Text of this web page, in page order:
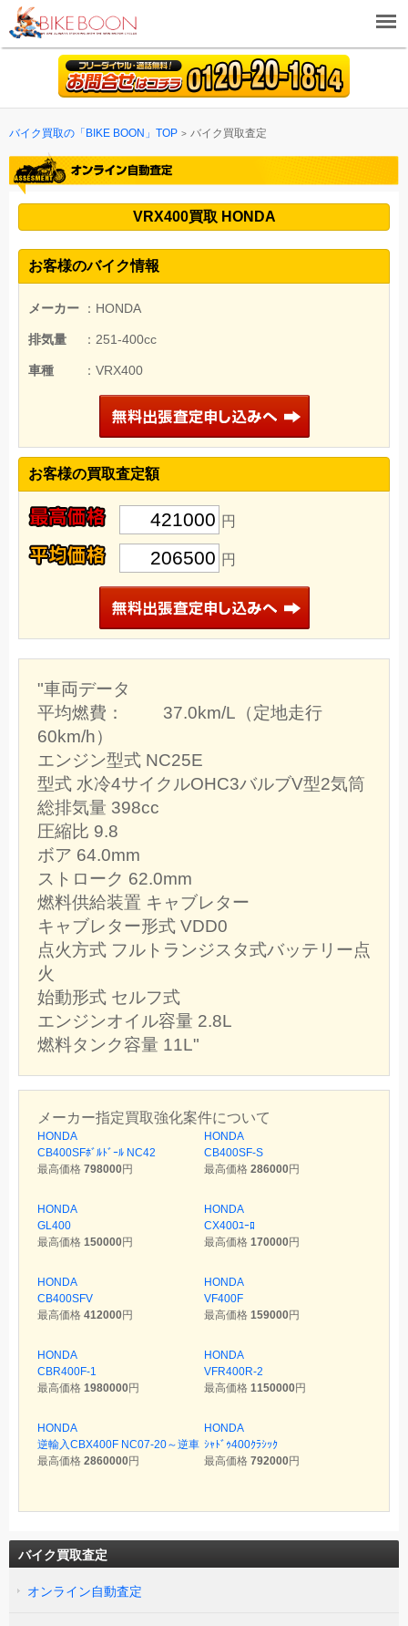
バイク買取の「BIKE BOON」TOP バイク買取査定
VRX400買取 HONDA
お客様のバイク情報
メーカー ：HONDA
排気量 ：251-400cc
車種 ：VRX400
お客様の買取査定額
421000 円
206500 円
"車両データ
平均燃費： 37.0km/L（定地走行
60km/h）
エンジン型式 NC25E
型式 水冷4サイクルOHC3バルブV型2気筒
総排気量 398cc
圧縮比 9.8
ボア 64.0mm
ストローク 62.0mm
燃料供給装置 キャブレター
キャブレター形式 VDD0
点火方式 フルトランジスタ式バッテリー点
火
始動形式 セルフ式
エンジンオイル容量 2.8L
燃料タンク容量 11L"
メーカー指定買取強化案件について
HONDA
CB400SFﾎﾞﾙﾄﾞｰﾙ NC42
最高価格 798000円
HONDA
CB400SF-S
最高価格 286000円
HONDA
GL400
最高価格 150000円
HONDA
CX400ﾕｰﾛ
最高価格 170000円
HONDA
CB400SFV
最高価格 412000円
HONDA
VF400F
最高価格 159000円
HONDA
CBR400F-1
最高価格 1980000円
HONDA
VFR400R-2
最高価格 1150000円
HONDA
逆輸入CBX400F NC07-20～逆車
最高価格 2860000円
HONDA
ｼｬﾄﾞｩ400ｸﾗｼｯｸ
最高価格 792000円
バイク買取査定
オンライン自動査定